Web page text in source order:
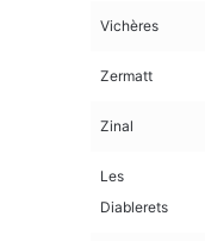
Vichères
Zermatt
Zinal
Les
Diablerets